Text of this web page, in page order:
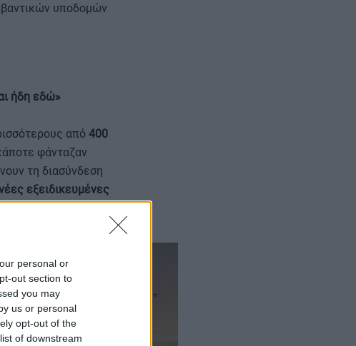
personal or
out section to
you may
us or personal
opt-out of the
of downstream
υποδομών
ήδη εδώ»
από 400
φάνταζαν
τη διασύνδεση
εξειδικευμένες